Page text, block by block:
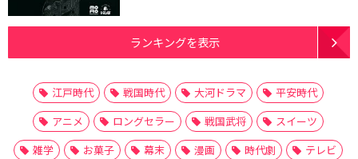
ランキングを表示
江戸時代 戦国時代 大河ドラマ
平安時代
アニメ
ロングセラー 戦国武将
スイーツ
雑学
お菓子 幕末 漫画 時代劇
テレビ